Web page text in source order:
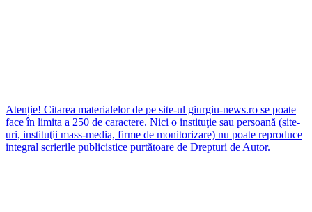
Atenție! Citarea materialelor de pe site-ul giurgiu-news.ro se poate
face în limita a 250 de caractere. Nici o instituţie sau persoană (site-
uri, instituţii mass-media, firme de monitorizare) nu poate reproduce
integral scrierile publicistice purtătoare de Drepturi de Autor.